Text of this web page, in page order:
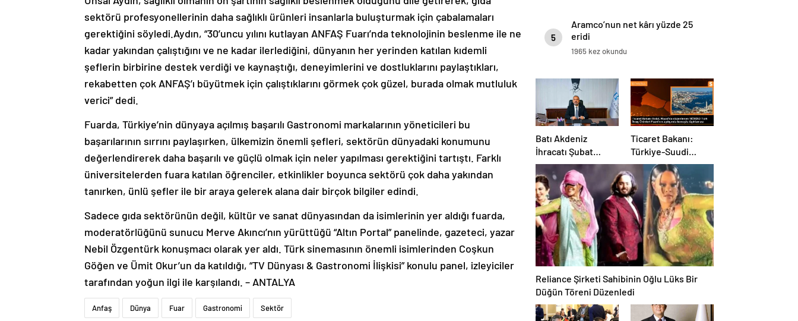
sektörü profesyonellerinin daha sağlıklı ürünleri insanlarla buluşturmak için çabalamaları
gerektiğini söyledi.Aydın, “30’uncu yılını kutlayan ANFAŞ Fuarı’nda teknolojinin beslenme ile ne
kadar yakından çalıştığını ve ne kadar ilerlediğini, dünyanın her yerinden katılan kıdemli
şeflerin birbirine destek verdiği ve kaynaştığı, deneyimlerini ve dostluklarını paylaştıkları,
rekabetten çok ANFAŞ’ı büyütmek için çalıştıklarını görmek çok güzel, burada olmak mutluluk
verici” dedi.
Fuarda, Türkiye’nin dünyaya açılmış başarılı Gastronomi markalarının yöneticileri bu
başarılarının sırrını paylaşırken, ülkemizin önemli şefleri, sektörün dünyadaki konumunu
değerlendirerek daha başarılı ve güçlü olmak için neler yapılması gerektiğini tartıştı. Farklı
üniversitelerden fuara katılan öğrenciler, etkinlikler boyunca sektörü çok daha yakından
tanırken, ünlü şefler ile bir araya gelerek alana dair birçok bilgiler edindi.
Sadece gıda sektörünün değil, kültür ve sanat dünyasından da isimlerinin yer aldığı fuarda,
moderatörlüğünü sunucu Merve Akıncı’nın yürüttüğü “Altın Portal” panelinde, gazeteci, yazar
Nebil Özgentürk konuşmacı olarak yer aldı. Türk sinemasının önemli isimlerinden Coşkun
Göğen ve Ümit Okur’un da katıldığı, “TV Dünyası & Gastronomi İlişkisi” konulu panel, izleyiciler
tarafından yoğun ilgi ile karşılandı. – ANTALYA
Anfaş Dünya Fuar Gastronomi Sektör
5
Aramco’nun net kârı yüzde 25
eridi
1965 kez okundu
Batı Akdeniz
İhracatı Şubat
Ayında Geriledi
Ticaret Bakanı:
Türkiye-Suudi
Arabistan ticaret
hacmi artacak
Reliance Şirketi Sahibinin Oğlu Lüks Bir
Düğün Töreni Düzenledi